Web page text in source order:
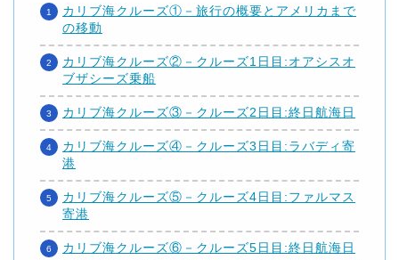
カリブ海クルーズ①－旅行の概要とアメリカまで
の移動
カリブ海クルーズ②－クルーズ1日目:オアシスオ
ブザシーズ乗船
カリブ海クルーズ③－クルーズ2日目:終日航海日
カリブ海クルーズ④－クルーズ3日目:ラバディ寄
港
カリブ海クルーズ⑤－クルーズ4日目:ファルマス
寄港
カリブ海クルーズ⑥－クルーズ5日目:終日航海日